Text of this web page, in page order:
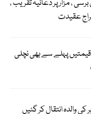
شہید کی 68 ویں برسی ، مزار پر دعائیہ تقریب ،
عقیدت
پہلے سے بھی نچلی
کی والدہ انتقال کر گئیں